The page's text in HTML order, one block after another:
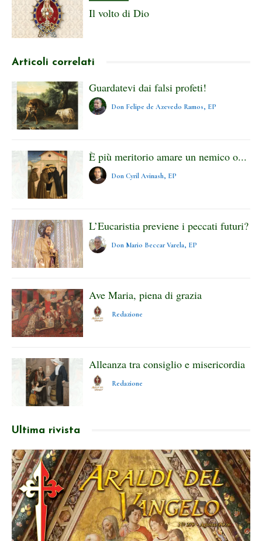
Il volto di Dio
Articoli correlati
Guardatevi dai falsi profeti!
Don Felipe de Azevedo Ramos, EP
È più meritorio amare un nemico o...
Don Cyril Avinash, EP
L’Eucaristia previene i peccati futuri?
Don Mario Beccar Varela, EP
Ave Maria, piena di grazia
Redazione
Alleanza tra consiglio e misericordia
Redazione
Ultima rivista